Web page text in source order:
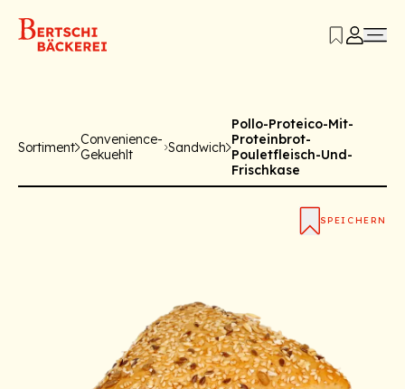
Sortiment Convenience-
Gekuehlt
Sandwich
Pollo-Proteico-Mit-
Proteinbrot-
Pouletfleisch-Und-
Frischkase
SPEICHERN